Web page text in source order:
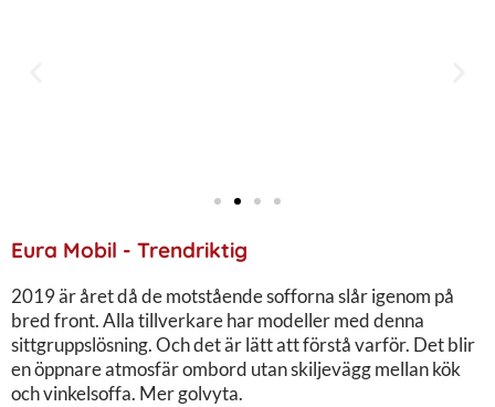
Eura Mobil - Trendriktig
2019 är året då de motstående sofforna slår igenom på
bred front. Alla tillverkare har modeller med denna
sittgruppslösning. Och det är lätt att förstå varför. Det blir
en öppnare atmosfär ombord utan skiljevägg mellan kök
och vinkelsoffa. Mer golvyta.